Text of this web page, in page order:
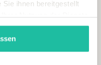
ihnen bereitgestellt